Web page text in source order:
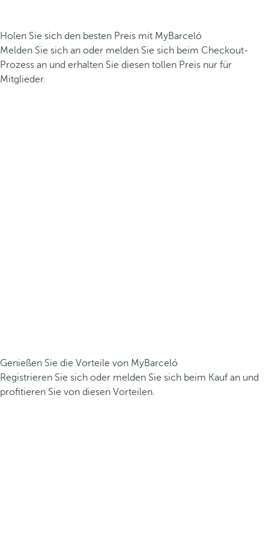
Holen Sie sich den besten Preis mit MyBarceló
Melden Sie sich an oder melden Sie sich beim Checkout-
Prozess an und erhalten Sie diesen tollen Preis nur für
Mitglieder.
Genießen Sie die Vorteile von MyBarceló
Registrieren Sie sich oder melden Sie sich beim Kauf an und
profitieren Sie von diesen Vorteilen.